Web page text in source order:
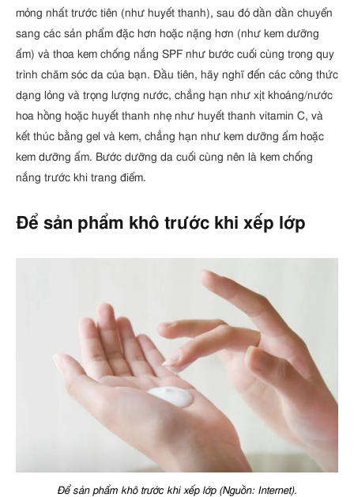
mỏng nhất trước tiên (như huyết thanh), sau đó dần dần chuyển
sang các sản phẩm đặc hơn hoặc nặng hơn (như kem dưỡng
ẩm) và thoa kem chống nắng SPF như bước cuối cùng trong quy
trình chăm sóc da của bạn. Đầu tiên, hãy nghĩ đến các công thức
dạng lỏng và trọng lượng nước, chẳng hạn như xịt khoáng/nước
hoa hồng hoặc huyết thanh nhẹ như huyết thanh vitamin C, và
kết thúc bằng gel và kem, chẳng hạn như kem dưỡng ẩm hoặc
kem dưỡng ẩm. Bước dưỡng da cuối cùng nên là kem chống
nắng trước khi trang điểm.
Để sản phẩm khô trước khi xếp lớp
Để sản phẩm khô trước khi xếp lớp (Nguồn: Internet).